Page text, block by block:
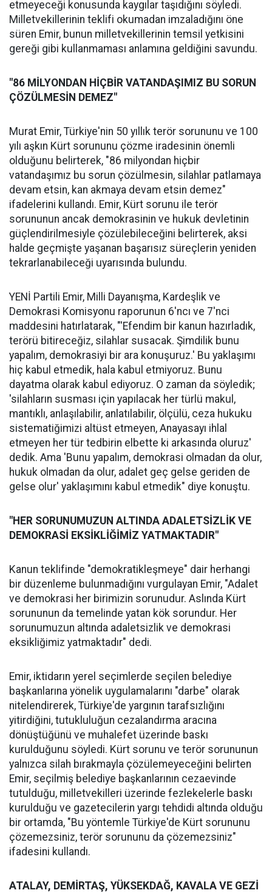
etmeyeceği konusunda kaygılar taşıdığını söyledi.
Milletvekillerinin teklifi okumadan imzaladığını öne
süren Emir, bunun milletvekillerinin temsil yetkisini
gereği gibi kullanmaması anlamına geldiğini savundu.
"86 MİLYONDAN HİÇBİR VATANDAŞIMIZ BU SORUN
ÇÖZÜLMESİN DEMEZ"
Murat Emir, Türkiye'nin 50 yıllık terör sorununu ve 100
yılı aşkın Kürt sorununu çözme iradesinin önemli
olduğunu belirterek, "86 milyondan hiçbir
vatandaşımız bu sorun çözülmesin, silahlar patlamaya
devam etsin, kan akmaya devam etsin demez"
ifadelerini kullandı. Emir, Kürt sorunu ile terör
sorununun ancak demokrasinin ve hukuk devletinin
güçlendirilmesiyle çözülebileceğini belirterek, aksi
halde geçmişte yaşanan başarısız süreçlerin yeniden
tekrarlanabileceği uyarısında bulundu.
YENİ Partili Emir, Milli Dayanışma, Kardeşlik ve
Demokrasi Komisyonu raporunun 6'ncı ve 7'nci
maddesini hatırlatarak, "'Efendim bir kanun hazırladık,
terörü bitireceğiz, silahlar susacak. Şimdilik bunu
yapalım, demokrasiyi bir ara konuşuruz.' Bu yaklaşımı
hiç kabul etmedik, hala kabul etmiyoruz. Bunu
dayatma olarak kabul ediyoruz. O zaman da söyledik;
'silahların susması için yapılacak her türlü makul,
mantıklı, anlaşılabilir, anlatılabilir, ölçülü, ceza hukuku
sistematiğimizi altüst etmeyen, Anayasayı ihlal
etmeyen her tür tedbirin elbette ki arkasında oluruz'
dedik. Ama 'Bunu yapalım, demokrasi olmadan da olur,
hukuk olmadan da olur, adalet geç gelse geriden de
gelse olur' yaklaşımını kabul etmedik" diye konuştu.
"HER SORUNUMUZUN ALTINDA ADALETSİZLİK VE
DEMOKRASİ EKSİKLİĞİMİZ YATMAKTADIR"
Kanun teklifinde "demokratikleşmeye" dair herhangi
bir düzenleme bulunmadığını vurgulayan Emir, "Adalet
ve demokrasi her birimizin sorunudur. Aslında Kürt
sorununun da temelinde yatan kök sorundur. Her
sorunumuzun altında adaletsizlik ve demokrasi
eksikliğimiz yatmaktadır" dedi.
Emir, iktidarın yerel seçimlerde seçilen belediye
başkanlarına yönelik uygulamalarını "darbe" olarak
nitelendirerek, Türkiye'de yargının tarafsızlığını
yitirdiğini, tutukluluğun cezalandırma aracına
dönüştüğünü ve muhalefet üzerinde baskı
kurulduğunu söyledi. Kürt sorunu ve terör sorununun
yalnızca silah bırakmayla çözülemeyeceğini belirten
Emir, seçilmiş belediye başkanlarının cezaevinde
tutulduğu, milletvekilleri üzerinde fezlekelerle baskı
kurulduğu ve gazetecilerin yargı tehdidi altında olduğu
bir ortamda, "Bu yöntemle Türkiye'de Kürt sorununu
çözemezsiniz, terör sorununu da çözemezsiniz"
ifadesini kullandı.
ATALAY, DEMİRTAŞ, YÜKSEKDAĞ, KAVALA VE GEZİ